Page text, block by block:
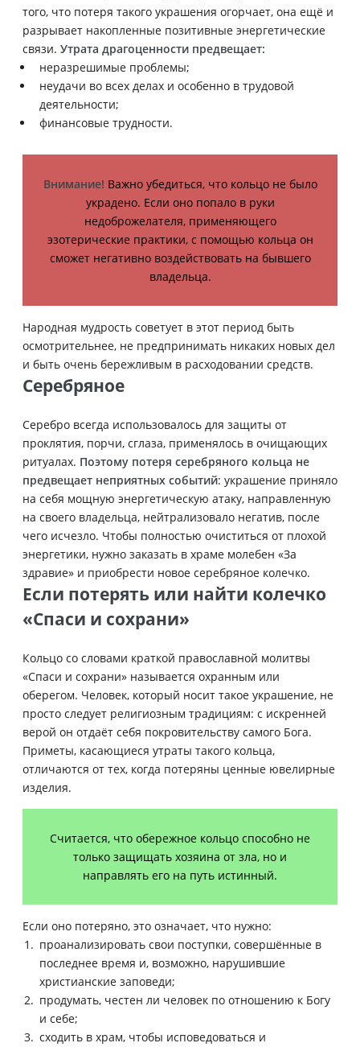
того, что потеря такого украшения огорчает, она ещё и
разрывает накопленные позитивные энергетические
связи. Утрата драгоценности предвещает:
неразрешимые проблемы;
неудачи во всех делах и особенно в трудовой
деятельности;
финансовые трудности.
Внимание! Важно убедиться, что кольцо не было
украдено. Если оно попало в руки
недоброжелателя, применяющего
эзотерические практики, с помощью кольца он
сможет негативно воздействовать на бывшего
владельца.
Народная мудрость советует в этот период быть
осмотрительнее, не предпринимать никаких новых дел
и быть очень бережливым в расходовании средств.
Серебряное
Серебро всегда использовалось для защиты от
проклятия, порчи, сглаза, применялось в очищающих
ритуалах. Поэтому потеря серебряного кольца не
предвещает неприятных событий: украшение приняло
на себя мощную энергетическую атаку, направленную
на своего владельца, нейтрализовало негатив, после
чего исчезло. Чтобы полностью очиститься от плохой
энергетики, нужно заказать в храме молебен «За
здравие» и приобрести новое серебряное колечко.
Если потерять или найти колечко
«Спаси и сохрани»
Кольцо со словами краткой православной молитвы
«Спаси и сохрани» называется охранным или
оберегом. Человек, который носит такое украшение, не
просто следует религиозным традициям: с искренней
верой он отдаёт себя покровительству самого Бога.
Приметы, касающиеся утраты такого кольца,
отличаются от тех, когда потеряны ценные ювелирные
изделия.
Считается, что обережное кольцо способно не
только защищать хозяина от зла, но и
направлять его на путь истинный.
Если оно потеряно, это означает, что нужно:
проанализировать свои поступки, совершённые в
последнее время и, возможно, нарушившие
христианские заповеди;
продумать, честен ли человек по отношению к Богу
и себе;
сходить в храм, чтобы исповедоваться и